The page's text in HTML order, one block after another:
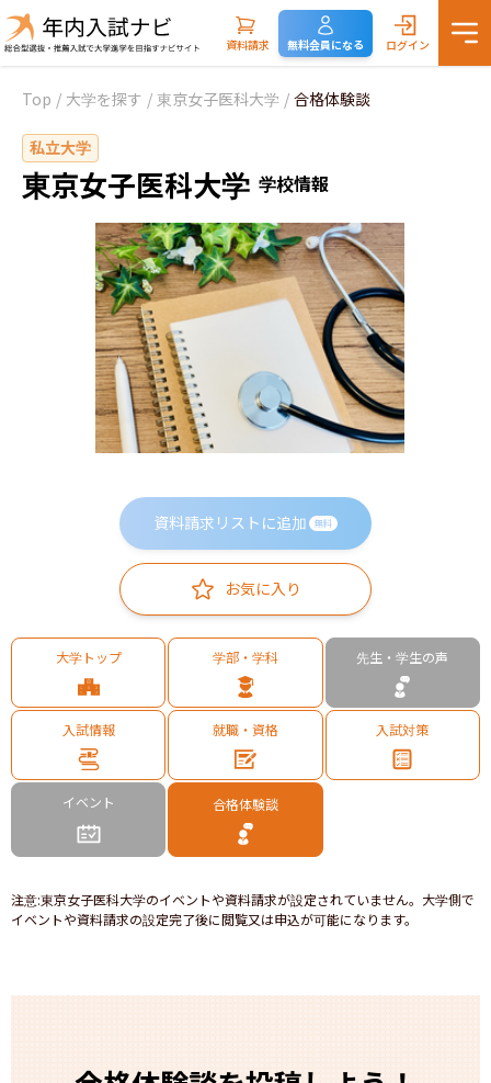
資料請求 無料会員になる ログイン
Top / 大学を探す / 東京女子医科大学 / 合格体験談
私立大学
東京女子医科大学 学校情報
資料請求リストに追加 無料
お気に入り
大学トップ 学部・学科 先生・学生の声
入試情報 就職・資格 入試対策
イベント 合格体験談
注意:東京女子医科大学のイベントや資料請求が設定されていません。大学側で
イベントや資料請求の設定完了後に閲覧又は申込が可能になります。